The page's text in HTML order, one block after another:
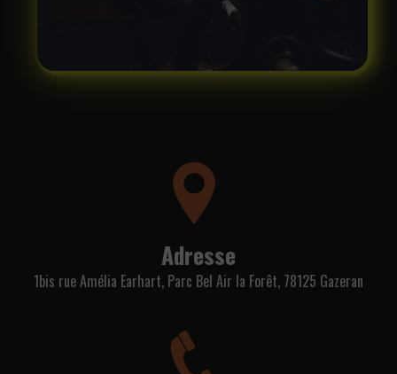
Adresse
1bis rue Amélia Earhart, Parc Bel Air la Forêt, 78125 Gazeran